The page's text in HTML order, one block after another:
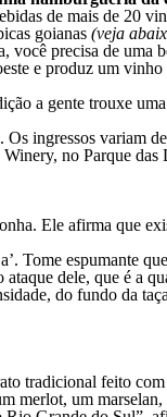
de mais de 20
goianas (veja
precisa de
e produz um
a gente trouxe
ingressos variam
no Parque das
Ele afirma que
Tome espumante
dele, que é a
do fundo da
tradicional feito
merlot, um